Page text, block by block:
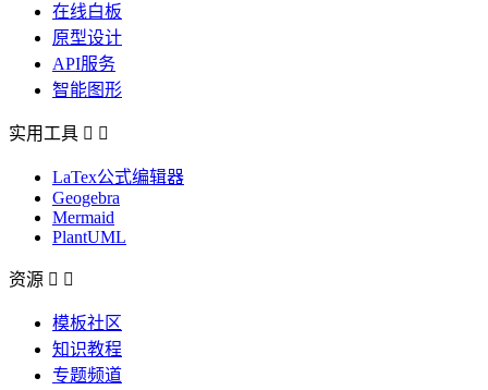
在线白板
原型设计
API服务
智能图形
实用工具  
LaTex公式编辑器
Geogebra
Mermaid
PlantUML
资源  
模板社区
知识教程
专题频道